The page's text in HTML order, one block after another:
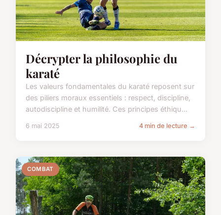
Décrypter la philosophie du
karaté
Les valeurs fondamentales du karaté reposent sur
des piliers moraux essentiels : respect, discipline,
autodiscipline et humilité. Ces principes éthiqu...
6 mai 2025 4 min de lecture →
COMBAT